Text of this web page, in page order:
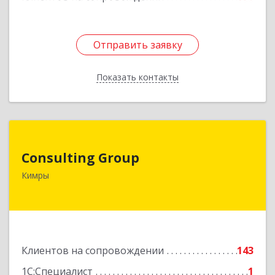
Отправить заявку
Показать контакты
Отправить заявку
Назад
Consulting Group
Кимры
Клиентов на сопровождении
143
1С:Специалист
1
171507, Тверская обл, Кимры г, Малая Садовая
Подробнее